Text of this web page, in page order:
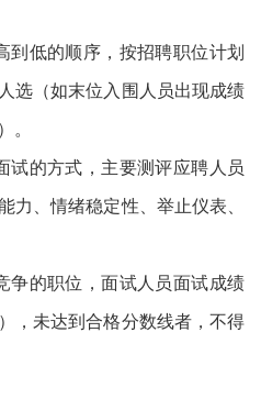
低的顺序，按招聘职位计划
选（如末位入围人员出现成绩
。
的方式，主要测评应聘人员
力、情绪稳定性、举止仪表、
的职位，面试人员面试成绩
，未达到合格分数线者，不得